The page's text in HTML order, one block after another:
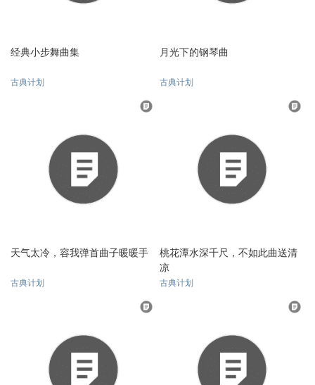
经典小步舞曲集
古典计划
月光下的钢琴曲
古典计划
天气太冷，容我弹首曲子暖暖手
古典计划
桃花潭水深千尺，不如此曲送清
凉
古典计划